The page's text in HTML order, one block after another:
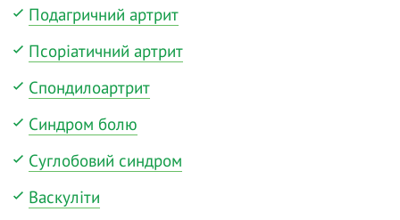
Подагричний артрит
Псоріатичний артрит
Спондилоартрит
Синдром болю
Суглобовий синдром
Васкуліти